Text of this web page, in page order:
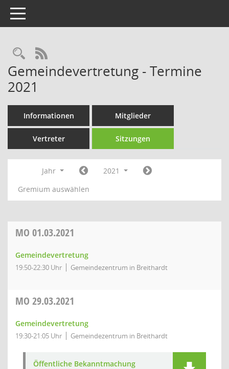
Toggle navigation
Rechercheauswahl
RSS-Feed
Gemeindevertretung - Termine
2021
Informationen Mitglieder
Vertreter Sitzungen
Jahr
2021
Gremium auswählen
MO 01.03.2021
Gemeindevertretung
19:50-22:30 Uhr Gemeindezentrum in Breithardt
MO 29.03.2021
Gemeindevertretung
19:30-21:05 Uhr Gemeindezentrum in Breithardt
Öffentliche Bekanntmachung